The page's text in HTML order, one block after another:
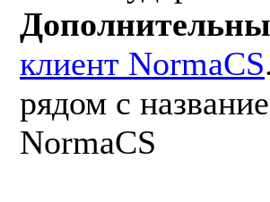
клиент NormaCS
рядом с
NormaCS